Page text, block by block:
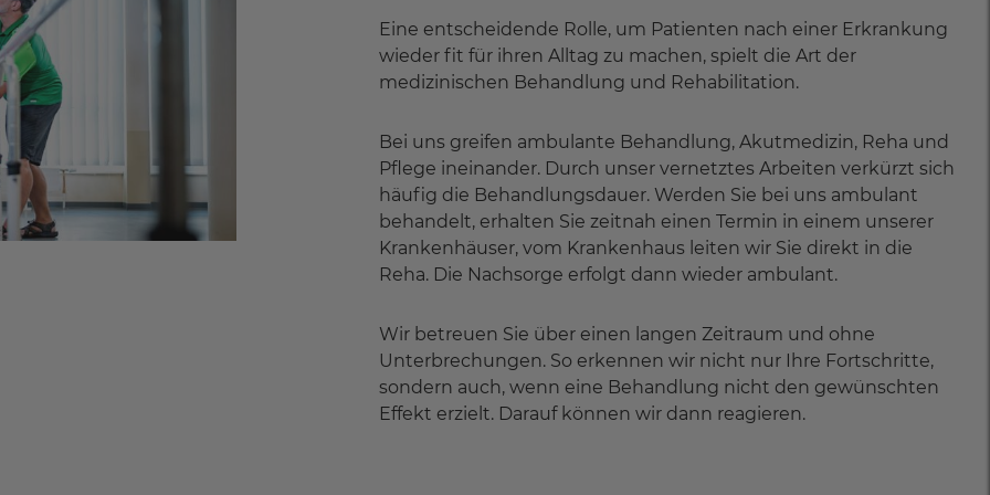
Eine entscheidende Rolle, um Patienten nach einer Erkrankung
wieder fit für ihren Alltag zu machen, spielt die Art der
medizinischen Behandlung und Rehabilitation.
Bei uns greifen ambulante Behandlung, Akutmedizin, Reha und
Pflege ineinander. Durch unser vernetztes Arbeiten verkürzt sich
häufig die Behandlungsdauer. Werden Sie bei uns ambulant
behandelt, erhalten Sie zeitnah einen Termin in einem unserer
Krankenhäuser, vom Krankenhaus leiten wir Sie direkt in die
Reha. Die Nachsorge erfolgt dann wieder ambulant.
Wir betreuen Sie über einen langen Zeitraum und ohne
Unterbrechungen. So erkennen wir nicht nur Ihre Fortschritte,
sondern auch, wenn eine Behandlung nicht den gewünschten
Effekt erzielt. Darauf können wir dann reagieren.